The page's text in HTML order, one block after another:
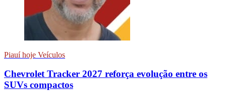
Piauí hoje Veículos
Chevrolet Tracker 2027 reforça evolução entre os
SUVs compactos